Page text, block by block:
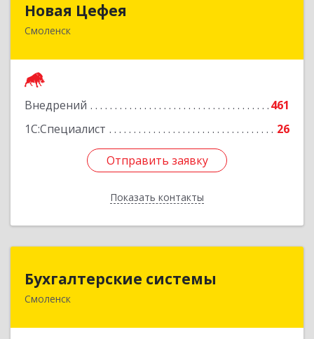
Новая Цефея
Смоленск
Внедрений
461
1С:Специалист
26
Отправить заявку
Показать контакты
214018, Смоленская обл, Смоленск г, Раевского
Отправить заявку
Назад
Бухгалтерские системы
Смоленск